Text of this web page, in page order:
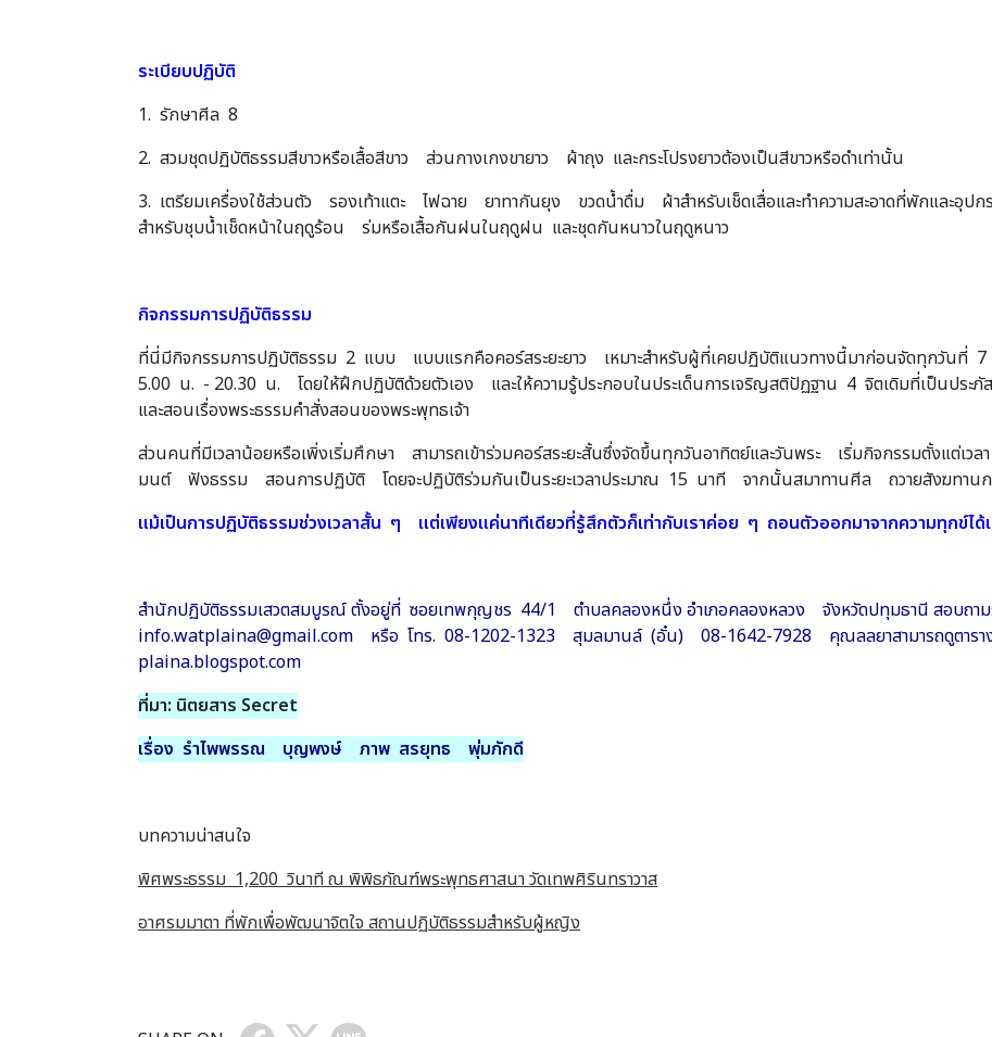
ระเบียบปฏิบัติ
1. รักษาศีล 8
2. สวมชุดปฏิบัติธรรมสีขาวหรือเสื้อสีขาว ส่วนกางเกงขายาว ผ้าถุง และกระโปรงยาวต้องเป็นสีขาวหรือดำเท่านั้น
3. เตรียมเครื่องใช้ส่วนตัว รองเท้าแตะ ไฟฉาย ยาทากันยุง ขวดน้ำดื่ม ผ้าสำหรับเช็ดเสื่อและทำความสะอาดที่พักและ
สำหรับชุบน้ำเช็ดหน้าในฤดูร้อน ร่มหรือเสื้อกันฝนในฤดูฝน และชุดกันหนาวในฤดูหนาว
กิจกรรมการปฏิบัติธรรม
ที่นี่มีกิจกรรมการปฏิบัติธรรม 2 แบบ แบบแรกคือคอร์สระยะยาว เหมาะสำหรับผู้ที่เคยปฏิบัติแนวทางนี้มาก่อนจัดทุกวันที่
5.00 น. - 20.30 น. โดยให้ฝึกปฏิบัติด้วยตัวเอง และให้ความรู้ประกอบในประเด็นการเจริญสติปัฏฐาน 4 จิตเดิมที่เป็นป
และสอนเรื่องพระธรรมคำสั่งสอนของพระพุทธเจ้า
ส่วนคนที่มีเวลาน้อยหรือเพิ่งเริ่มศึกษา สามารถเข้าร่วมคอร์สระยะสั้นซึ่งจัดขึ้นทุกวันอาทิตย์และวันพระ เริ่มกิจกรรมตั้งแ
มนต์ ฟังธรรม สอนการปฏิบัติ โดยจะปฏิบัติร่วมกันเป็นระยะเวลาประมาณ 15 นาที จากนั้นสมาทานศีล ถวายสังฆทานกร
แม้เป็นการปฏิบัติธรรมช่วงเวลาสั้น ๆ แต่เพียงแค่นาทีเดียวที่รู้สึกตัวก็เท่ากับเราค่อย ๆ ถอนตัวออกมาจากความทุกข์ได้
สำนักปฏิบัติธรรมเสวตสมบูรณ์ ตั้งอยู่ที่ ซอยเทพกุญชร 44/1 ตำบลคลองหนึ่ง อำเภอคลองหลวง จังหวัดปทุมธานี สอบถามร
info.watplaina@gmail.com หรือ โทร. 08-1202-1323 สุมลมานล์ (อั๋น) 08-1642-7928 คุณลลยาสามารถดูตารา
plaina.blogspot.com
ที่มา: นิตยสาร Secret
เรื่อง รำไพพรรณ บุญพงษ์ ภาพ สรยุทธ พุ่มภักดี
บทความน่าสนใจ
พิศพระธรรม 1,200 วินาที ณ พิพิธภัณฑ์พระพุทธศาสนา วัดเทพศิรินทราวาส
อาศรมมาตา ที่พักเพื่อพัฒนาจิตใจ สถานปฏิบัติธรรมสำหรับผู้หญิง